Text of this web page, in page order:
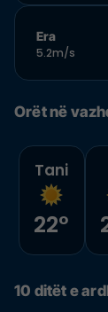
Era
5.2m/s
Orët në
Tani
22°
10 ditët e